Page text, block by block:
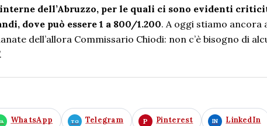
interne dell’Abruzzo, per le quali ci sono evidenti
dove può essere 1 a 800/1.200. A oggi stiamo ancora
dell’allora Commissario Chiodi: non c’è bisogno di
WhatsApp Telegram Pinterest LinkedIn